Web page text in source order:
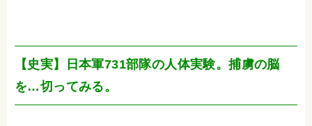
【史実】日本軍731部隊の人体実験。捕虜の脳
を…切ってみる。